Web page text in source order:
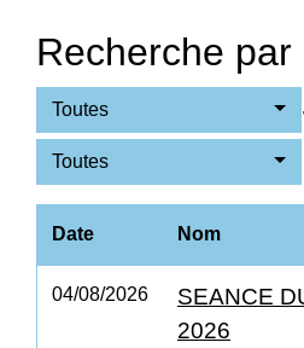
Recherche par
Toutes
Toutes
Date Nom
04/08/2026
SEANCE
2026